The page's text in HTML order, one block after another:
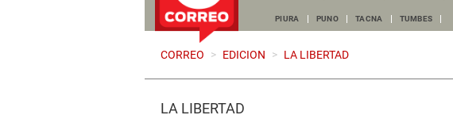
PIURA PUNO TACNA TUMBES
CORREO > EDICION > LA LIBERTAD
LA LIBERTAD